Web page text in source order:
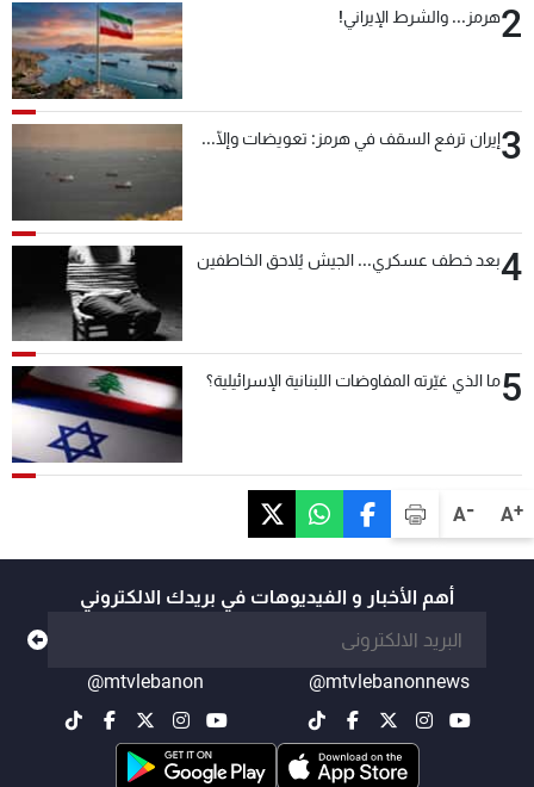
A+
A-
2هرمز... والشرط الإيراني!
3إيران ترفع السقف في هرمز: تعويضات وإلّا...
4بعد خطف عسكري... الجيش يُلاحق الخاطفين
5ما الذي غيّرته المفاوضات اللبنانية الإسرائيلية؟
أهم الأخبار و الفيديوهات في بريدك الالكتروني
@mtvlebanonnews
@mtvlebanon